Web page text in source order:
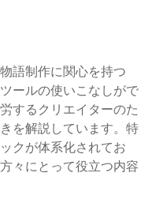
語制作に関心を持つ
ールの使いこなしがで
するクリエイターのた
を解説しています。特
クが体系化されてお
々にとって役立つ内容